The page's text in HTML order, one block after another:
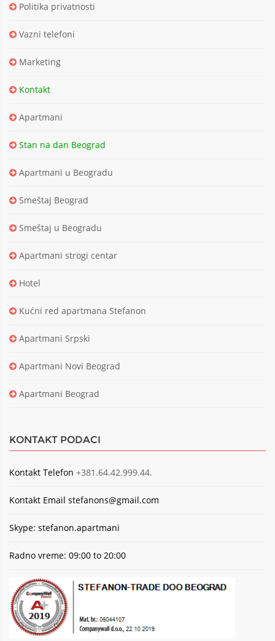
Politika privatnosti
Vazni telefoni
Marketing
Kontakt
Apartmani
Stan na dan Beograd
Apartmani u Beogradu
Smeštaj Beograd
Smeštaj u Beogradu
Apartmani strogi centar
Hotel
Kućni red apartmana Stefanon
Apartmani Srpski
Apartmani Novi Beograd
Apartmani Beograd
KONTAKT PODACI
Kontakt Telefon +381.64.42.999.44.
Kontakt Email stefanons@gmail.com
Skype: stefanon.apartmani
Radno vreme: 09:00 to 20:00